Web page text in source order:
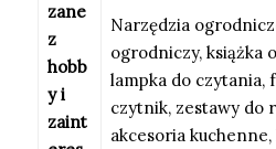
zane
z
hobb
y i
zaint
Narzędzia
ogrodniczy, książka
lampka do czytania,
czytnik, zestawy do
akcesoria kuchenne,